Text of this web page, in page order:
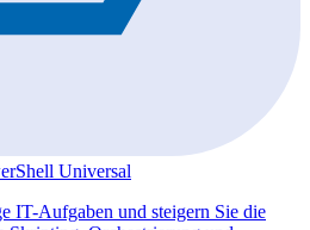
Universal
IT-Aufgaben und steigern Sie die